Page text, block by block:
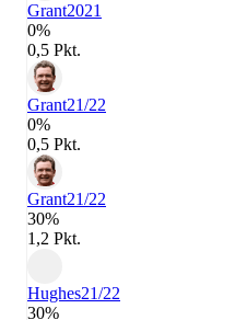
Grant2021
0%
0,5 Pkt.
Grant21/22
0%
0,5 Pkt.
Grant21/22
30%
1,2 Pkt.
Hughes21/22
30%